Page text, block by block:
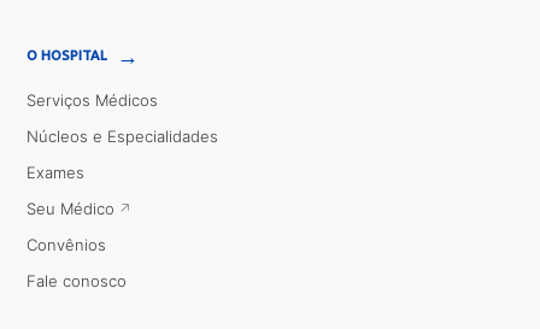
O HOSPITAL →
Serviços Médicos
Núcleos e Especialidades
Exames
Seu Médico
Convênios
Fale conosco